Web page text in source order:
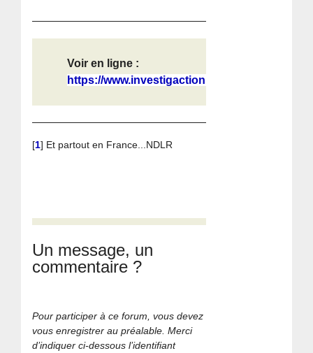
Voir en ligne :
https://www.investigaction.net/fr/v...
[1] Et partout en France...NDLR
Un message, un
commentaire ?
Pour participer à ce forum, vous devez
vous enregistrer au préalable. Merci
d’indiquer ci-dessous l’identifiant